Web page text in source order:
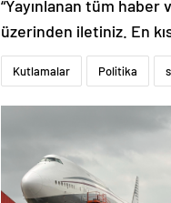
“Yayınlanan tüm
üzerinden iletiniz. En
Kutlamalar Politika